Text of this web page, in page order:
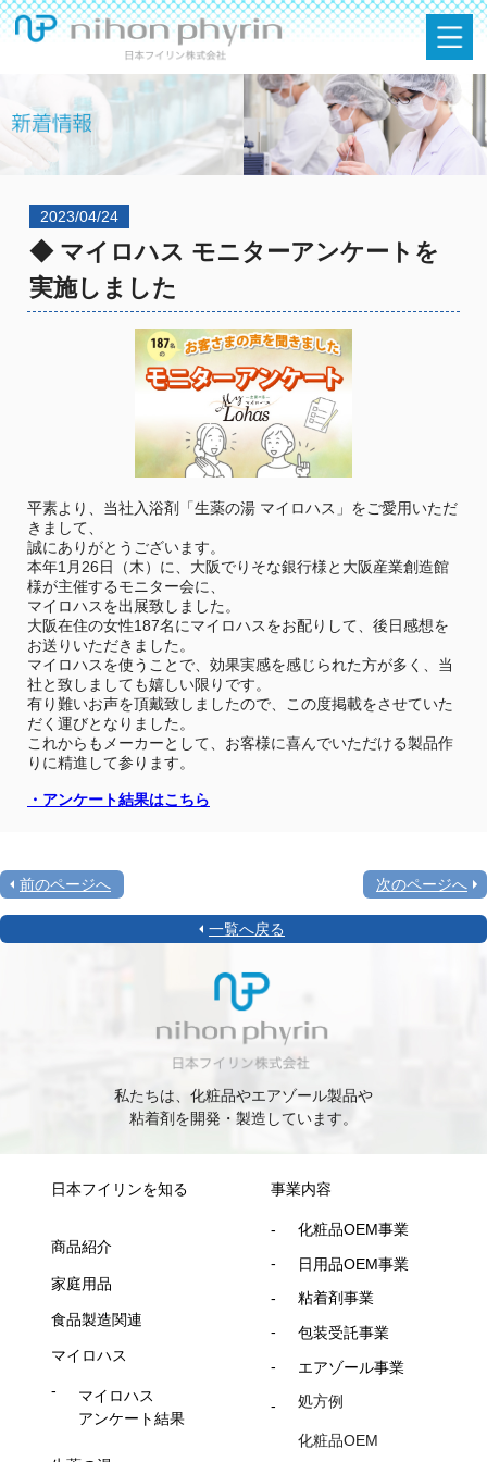
2023/04/24
◆ マイロハス モニターアンケートを
実施しました
平素より、当社入浴剤「生薬の湯 マイロハス」をご愛用いただ
きまして、
誠にありがとうございます。
本年1月26日（木）に、大阪でりそな銀行様と大阪産業創造館
様が主催するモニター会に、
マイロハスを出展致しました。
大阪在住の女性187名にマイロハスをお配りして、後日感想を
お送りいただきました。
マイロハスを使うことで、効果実感を感じられた方が多く、当
社と致しましても嬉しい限りです。
有り難いお声を頂戴致しましたので、この度掲載をさせていた
だく運びとなりました。
これからもメーカーとして、お客様に喜んでいただける製品作
りに精進して参ります。
・アンケート結果はこちら
前のページへ 次のページへ
一覧へ戻る
私たちは、化粧品やエアゾール製品や
粘着剤を開発・製造しています。
日本フイリンを知る
商品紹介
家庭用品
食品製造関連
マイロハス
マイロハス
アンケート結果
事業内容
化粧品OEM事業
日用品OEM事業
粘着剤事業
包装受託事業
エアゾール事業
処方例
化粧品OEM